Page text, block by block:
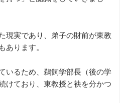
現実であり、弟子の財前が東教
あります。
いるため、鵜飼学部長（後の学
けており、東教授と袂を分かつ